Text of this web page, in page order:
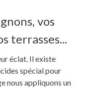
vos
terrasses...
éclat. Il existe
spécial pour
nous appliquons un